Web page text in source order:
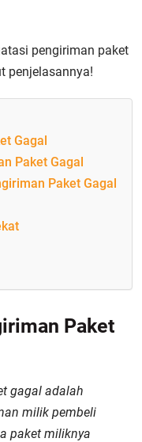
pengiriman paket
penjelasannya!
Gagal
Paket Gagal
Paket Gagal
Paket
gagal adalah
milik pembeli
paket miliknya